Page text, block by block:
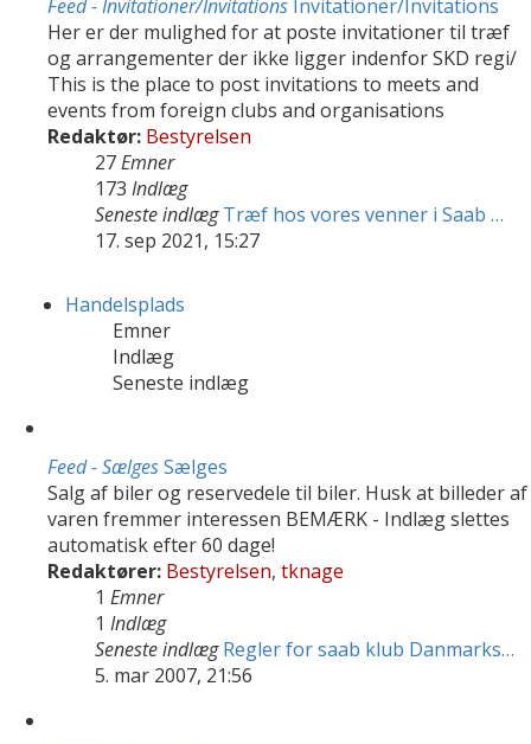
Feed - Invitationer/Invitations Invitationer/Invitations
Her er der mulighed for at poste invitationer til træf
og arrangementer der ikke ligger indenfor SKD regi/
This is the place to post invitations to meets and
events from foreign clubs and organisations
Redaktør: Bestyrelsen
27Emner
173 Indlæg
Seneste indlæg Træf hos vores venner i Saab …
17. sep 2021, 15:27
Handelsplads
Emner
Indlæg
Seneste indlæg
Feed - SælgesSælges
Salg af biler og reservedele til biler. Husk at billeder af
varen fremmer interessen BEMÆRK - Indlæg slettes
automatisk efter 60 dage!
Redaktører: Bestyrelsen, tknage
1 Emner
1 Indlæg
Seneste indlæg Regler for saab klub Danmarks…
5. mar 2007, 21:56